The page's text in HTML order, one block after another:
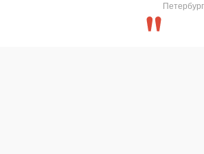
Петербург